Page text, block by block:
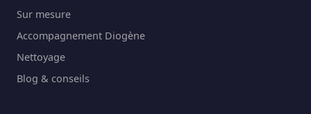
Sur mesure
Accompagnement Diogène
Nettoyage
Blog & conseils